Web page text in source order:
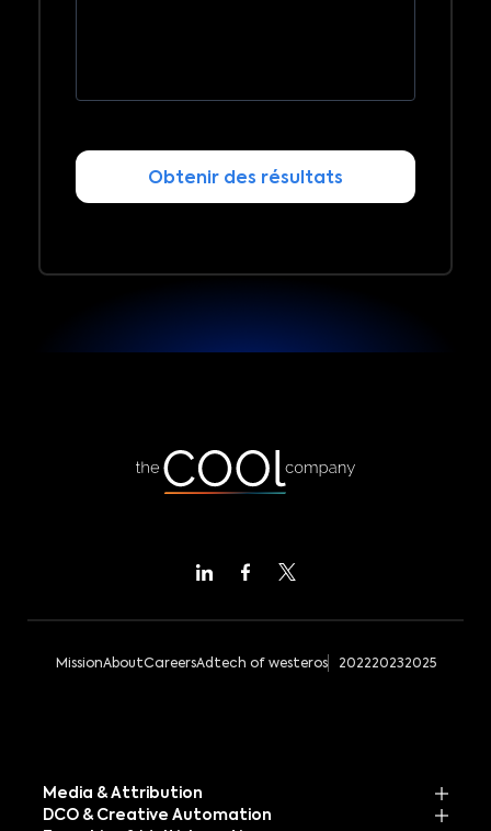
MissionAboutCareersAdtech of westeros 202220232025
Media & Attribution
DCO & Creative Automation